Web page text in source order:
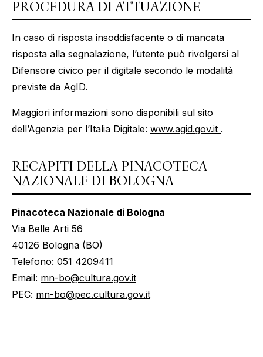
PROCEDURA DI ATTUAZIONE
In caso di risposta insoddisfacente o di mancata
risposta alla segnalazione, l’utente può rivolgersi al
Difensore civico per il digitale secondo le modalità
previste da AgID.
Maggiori informazioni sono disponibili sul sito
dell’Agenzia per l’Italia Digitale: www.agid.gov.it .
RECAPITI DELLA PINACOTECA
NAZIONALE DI BOLOGNA
Pinacoteca Nazionale di Bologna
Via Belle Arti 56
40126 Bologna (BO)
Telefono: 051 4209411
Email: mn-bo@cultura.gov.it
PEC: mn-bo@pec.cultura.gov.it